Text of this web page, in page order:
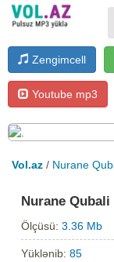
Zengimcell
Youtube mp3
Vol.az / Nurane
Nurane
Ölçüsü:3.36 Mb
Yüklənib:85